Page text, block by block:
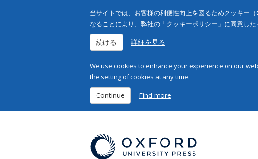
当サイトでは、お客様の利便性向上を図るためクッキー
なることにより、弊社の「クッキーポリシー」に同意し
続ける 詳細を見る
We use cookies to enhance your experience on our
the setting of cookies at any time.
Continue Find more